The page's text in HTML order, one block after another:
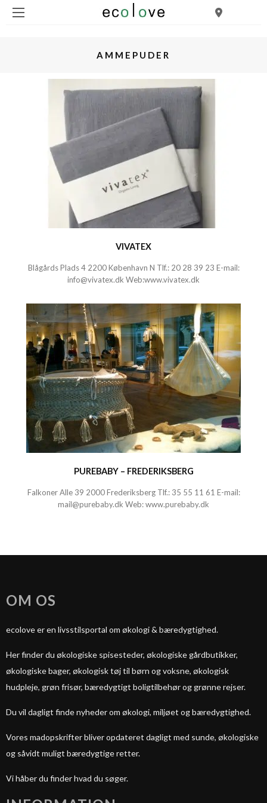
AMMEPUDER
VIVATEX
Blågårds Plads 4 2200 København N Tlf.: 20 28 39 23 E-mail:
info@vivatex.dk Web:www.vivatex.dk
PUREBABY – FREDERIKSBERG
Falkoner Alle 39 2000 Frederiksberg Tlf.: 35 55 11 61 E-mail:
mail@purebaby.dk Web:www.purebaby.dk
OM OS
ecolove er en livsstilsportal om økologi & bæredygtighed.
Her finder du økologiske spisesteder, økologiske gårdbutikker,
økologiske bager, økologisk tøj til børn og voksne, økologisk
hudpleje, grøn frisør, bæredygtigt boligtilbehør og grønne rejser.
Du vil dagligt finde nyheder om økologi, miljøet og bæredygtighed.
Vores madopskrifter bliver opdateret dagligt med sunde, økologiske
og såvidt muligt bæredygtige retter.
Vi håber du finder hvad du søger.